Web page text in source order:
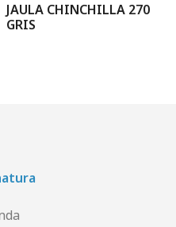
JAULA CHINCHILLA 270
GRIS